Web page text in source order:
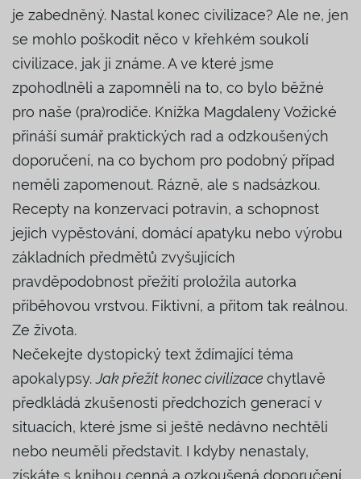
je zabedněný. Nastal konec civilizace? Ale ne, jen
se mohlo poškodit něco v křehkém soukolí
civilizace, jak ji známe. A ve které jsme
zpohodlněli a zapomněli na to, co bylo běžné
pro naše (pra)rodiče. Knížka Magdaleny Vožické
přináší sumář praktických rad a odzkoušených
doporučení, na co bychom pro podobný případ
neměli zapomenout. Rázně, ale s nadsázkou.
Recepty na konzervaci potravin, a schopnost
jejich vypěstování, domácí apatyku nebo výrobu
základních předmětů zvyšujících
pravděpodobnost přežití proložila autorka
příběhovou vrstvou. Fiktivní, a přitom tak reálnou.
Ze života.
Nečekejte dystopický text ždímající téma
apokalypsy.Jak přežít konec civilizace chytlavě
předkládá zkušenosti předchozích generací v
situacích, které jsme si ještě nedávno nechtěli
nebo neuměli představit. I kdyby nenastaly,
získáte s knihou cenná a ozkoušená doporučení,